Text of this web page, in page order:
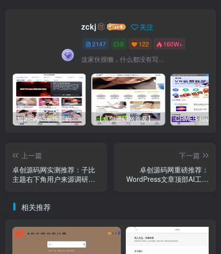
zckj 关注
2147 0 122 160W+
这家伙很懒，什么都没有写...
短剧SAAS系统源码｜多端分销+云存储+多租户架构 【卓创源码网首发】全开源视频打赏系统源码｜双模板+代理分站+易支付对接｜API全面修复｜站长盈利利器！​
上一篇
卓创源码网实测推荐：子比
主题右下角用户来源调研插
下一篇
卓创源码网重磅推荐：
WordPress文章顶部AI工具
相关推荐